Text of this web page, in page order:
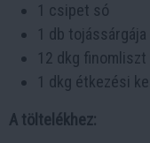
1 csipet só
1 db tojássárgája
12 dkg finomliszt
1 dkg étkezési
A töltelékhez: